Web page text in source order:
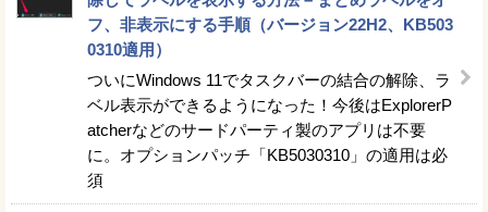
フ、非表示にする手順（バージョン22H2、KB503
0310適用）
ついにWindows 11でタスクバーの結合の解除、ラ
ベル表示ができるようになった！今後はExplorerP
atcherなどのサードパーティ製のアプリは不要
に。オプションパッチ「KB5030310」の適用は必
須